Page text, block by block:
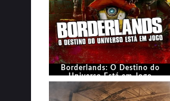
Borderlands: O Destino do
Universo Está em Jogo